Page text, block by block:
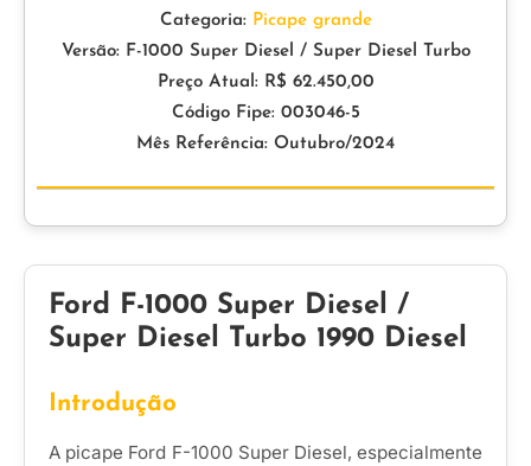
Categoria: Picape grande
Versão: F-1000 Super Diesel / Super Diesel Turbo
Preço Atual: R$ 62.450,00
Código Fipe: 003046-5
Mês Referência: Outubro/2024
Ford F-1000 Super Diesel /
Super Diesel Turbo 1990 Diesel
Introdução
A picape Ford F-1000 Super Diesel, especialmente